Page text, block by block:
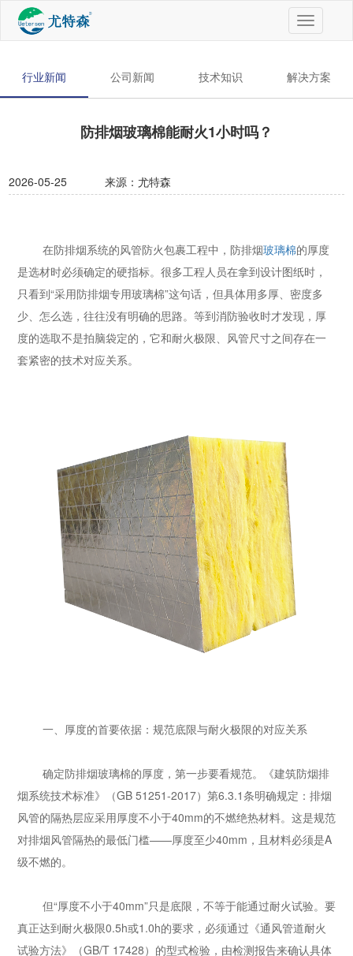
切
换
航
行业新闻 公司新闻 技术知识 解决方案
防排烟玻璃棉能耐火1小时吗？
2026-05-25 来源：尤特森
在防排烟系统的风管防火包裹工程中，防排烟玻璃棉的厚度
是选材时必须确定的硬指标。很多工程人员在拿到设计图纸时，
只看到“采用防排烟专用玻璃棉”这句话，但具体用多厚、密度多
少、怎么选，往往没有明确的思路。等到消防验收时才发现，厚
度的选取不是拍脑袋定的，它和耐火极限、风管尺寸之间存在一
套紧密的技术对应关系。
一、厚度的首要依据：规范底限与耐火极限的对应关系
确定防排烟玻璃棉的厚度，第一步要看规范。《建筑防烟排
烟系统技术标准》（GB 51251-2017）第6.3.1条明确规定：排烟
风管的隔热层应采用厚度不小于40mm的不燃绝热材料。这是规范
对排烟风管隔热的最低门槛——厚度至少40mm，且材料必须是A
级不燃的。
但“厚度不小于40mm”只是底限，不等于能通过耐火试验。要
真正达到耐火极限0.5h或1.0h的要求，必须通过《通风管道耐火
试验方法》（GB/T 17428）的型式检验，由检测报告来确认具体